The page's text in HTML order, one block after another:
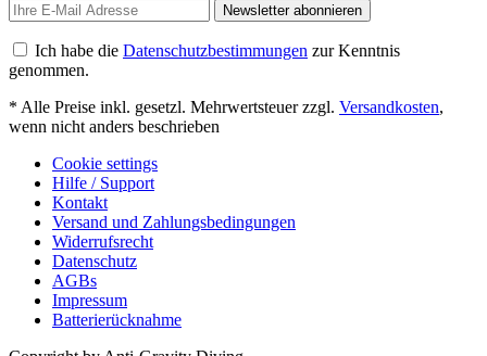
Newsletter abonnieren
Ich habe die Datenschutzbestimmungen zur Kenntnis
genommen.
* Alle Preise inkl. gesetzl. Mehrwertsteuer zzgl. Versandkosten,
wenn nicht anders beschrieben
Cookie settings
Hilfe / Support
Kontakt
Versand und Zahlungsbedingungen
Widerrufsrecht
Datenschutz
AGBs
Impressum
Batterierücknahme